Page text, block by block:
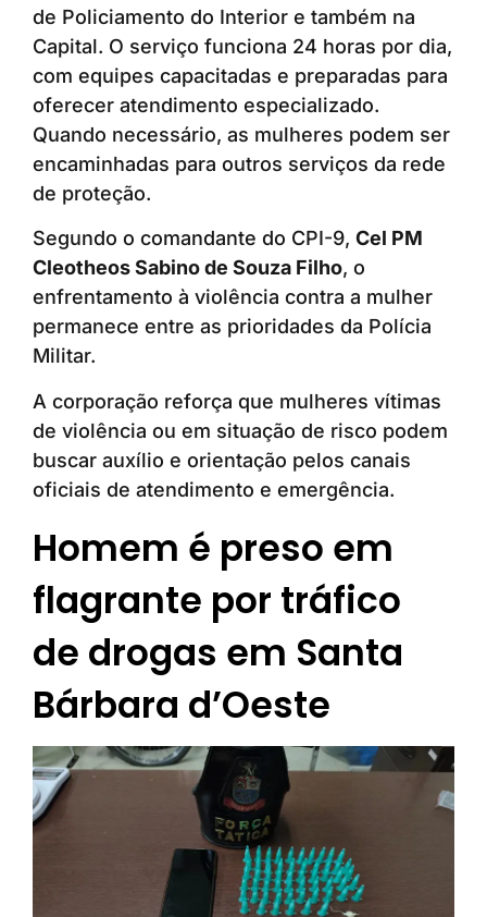
de Policiamento do Interior e também na
Capital. O serviço funciona 24 horas por dia,
com equipes capacitadas e preparadas para
oferecer atendimento especializado.
Quando necessário, as mulheres podem ser
encaminhadas para outros serviços da rede
de proteção.
Segundo o comandante do CPI-9, Cel PM
Cleotheos Sabino de Souza Filho, o
enfrentamento à violência contra a mulher
permanece entre as prioridades da Polícia
Militar.
A corporação reforça que mulheres vítimas
de violência ou em situação de risco podem
buscar auxílio e orientação pelos canais
oficiais de atendimento e emergência.
Homem é preso em
flagrante por tráfico
de drogas em Santa
Bárbara d’Oeste